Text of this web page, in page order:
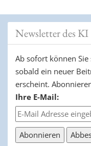
Newsletter des KI
Ab sofort können
sobald ein neuer
erscheint.
Ihre E-Mail: